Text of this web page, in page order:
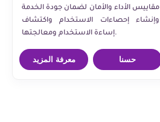
مقاييس الأداء والأمان لضمان جودة الخدمة
وإنشاء إحصاءات الاستخدام واكتشاف
إساءة الاستخدام ومعالجتها.
معرفة المزيد حسنا